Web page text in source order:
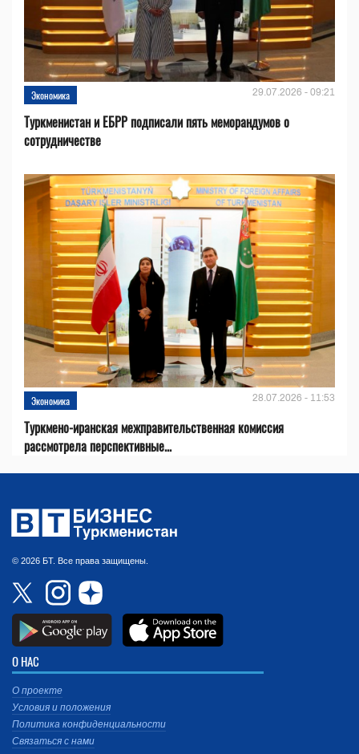
Экономика 29.07.2026 - 09:21
Туркменистан и ЕБРР подписали пять меморандумов о
сотрудничестве
Экономика 28.07.2026 - 11:53
Туркмено-иранская межправительственная комиссия
рассмотрела перспективные...
© 2026 БТ. Все права защищены.
О НАС
О проекте
Условия и положения
Политика конфиденциальности
Связаться с нами